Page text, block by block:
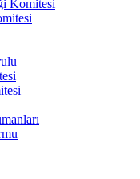
Komitesi